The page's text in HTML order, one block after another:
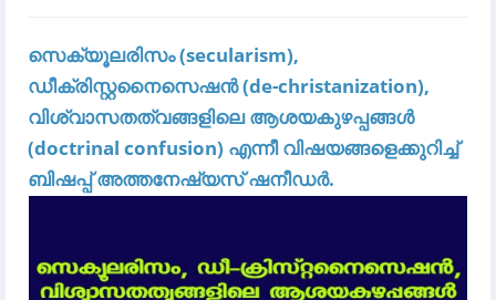
സെക്യൂലരിസം (secularism),
ഡീക്രിസ്റ്റനൈസെഷൻ (de-christanization),
വിശ്വാസതത്വങ്ങളിലെ ആശയകുഴപ്പങ്ങൾ
(doctrinal confusion) എന്നീ വിഷയങ്ങളെക്കുറിച്ച്
ബിഷപ്പ് അത്തനേഷ്യസ് ഷനീഡർ.